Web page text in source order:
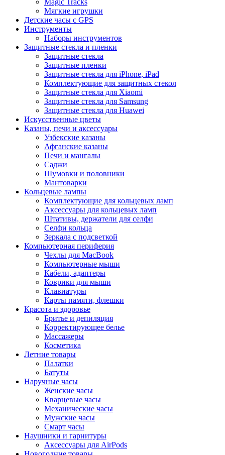
Magic Tracks
Мягкие игрушки
Детские часы с GPS
Инструменты
Наборы инструментов
Защитные стекла и пленки
Защитные стекла
Защитные пленки
Защитные стекла для iPhone, iPad
Комплектующие для защитных стекол
Защитные стекла для Xiaomi
Защитные стекла для Samsung
Защитные стекла для Huawei
Искусственные цветы
Казаны, печи и аксессуары
Узбекские казаны
Афганские казаны
Печи и мангалы
Саджи
Шумовки и половники
Мантоварки
Кольцевые лампы
Комплектующие для кольцевых ламп
Аксессуары для кольцевых ламп
Штативы, держатели для селфи
Селфи кольца
Зеркала с подсветкой
Компьютерная периферия
Чехлы для MacBook
Компьютерные мыши
Кабели, адаптеры
Коврики для мыши
Клавиатуры
Карты памяти, флешки
Красота и здоровье
Бритье и депиляция
Корректирующее белье
Массажеры
Косметика
Летние товары
Палатки
Батуты
Наручные часы
Женские часы
Кварцевые часы
Механические часы
Мужские часы
Смарт часы
Наушники и гарнитуры
Аксессуары для AirPods